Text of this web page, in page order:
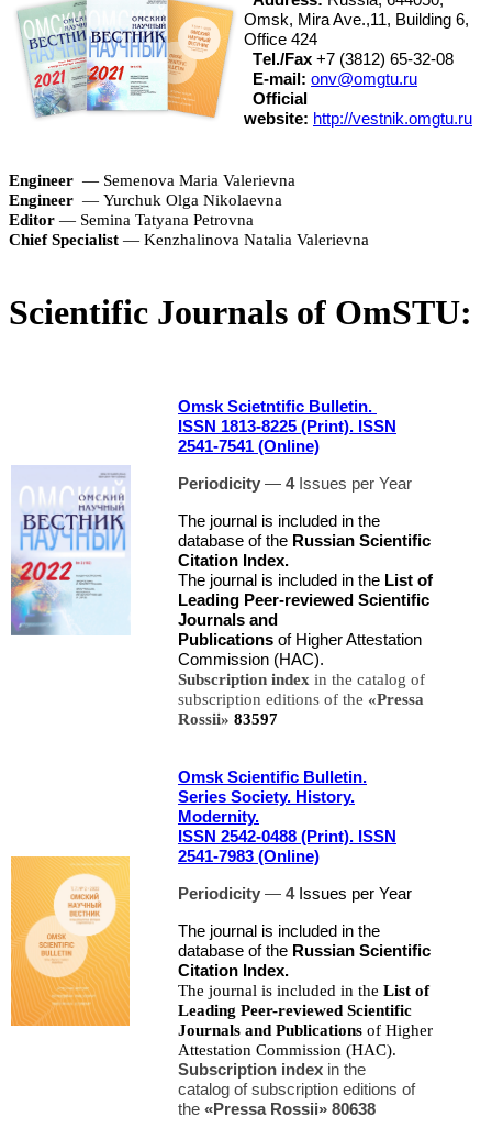
Omsk, Mira Ave.,11, Building 6,
Office 424
Тel./Fax +7 (3812) 65-32-08
E-mail: onv@omgtu.ru
Official
website: http://vestnik.omgtu.ru
Engineer — Semenova Maria Valerievna
Engineer — Yurchuk Olga Nikolaevna
Editor — Semina Tatyana Petrovna
Chief Specialist — Kenzhalinova Natalia Valerievna
Scientific Journals of OmSTU:
Omsk Scietntific Bulletin.
ISSN 1813-8225 (Print). ISSN
2541-7541 (Online)
Periodicity — 4Issues per Year
The journal is included in the
database of the Russian Scientific
Citation Index.
The journal is included in the List of
Leading Peer-reviewed Scientific
Journals and
Publications of Higher Attestation
Commission (HAC).
Subscription index in the catalog of
subscription editions of the «Pressa
Rossii» 83597
Omsk Scientific Bulletin.
Series Society. History.
Modernity.
ISSN 2542-0488 (Print). ISSN
2541-7983 (Online)
Periodicity — 4 Issues per Year
The journal is included in the
database of the Russian Scientific
Citation Index.
The journal is included in the List of
Leading Peer-reviewed Scientific
Journals and Publications of Higher
Attestation Commission (HAC).
Subscription index in the
catalog of subscription editions of
the «Pressa Rossii» 80638